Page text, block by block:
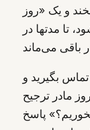
و یک «روز
تا مدتها در
تماس بگیرید و
مادر ترجیح
پاسخ